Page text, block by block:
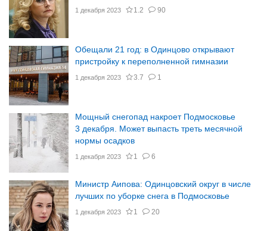
1 декабря 2023 1.2 90
Обещали 21 год: в Одинцово открывают
пристройку к переполненной гимназии
1 декабря 2023 3.7 1
Мощный снегопад накроет Подмосковье
3 декабря. Может выпасть треть месячной
нормы осадков
1 декабря 2023 1 6
Министр Аипова: Одинцовский округ в числе
лучших по уборке снега в Подмосковье
1 декабря 2023 1 20